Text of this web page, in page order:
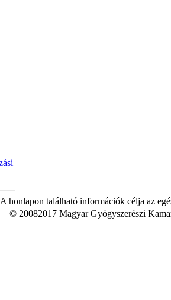
A honlapon található információk célja az
© 20082017 Magyar Gyógyszerészi